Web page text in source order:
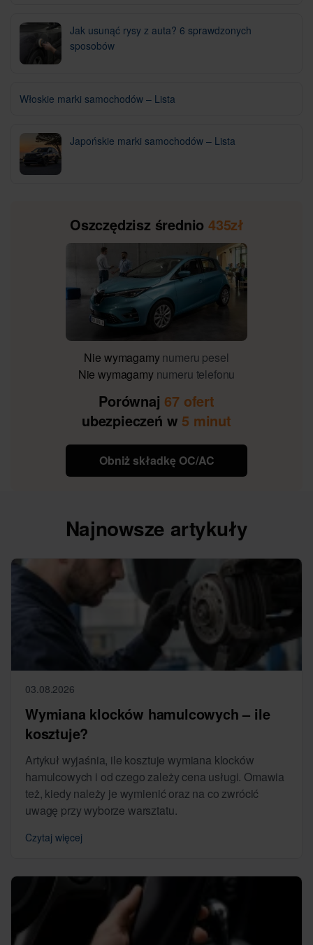
Jak usunąć rysy z auta? 6 sprawdzonych
sposobów
Włoskie marki samochodów – Lista
Japońskie marki samochodów – Lista
Oszczędzisz średnio 435zł
Nie wymagamynumeru pesel
Nie wymagamynumeru telefonu
Porównaj 67 ofert
ubezpieczeń w 5 minut
Obniż składkę OC/AC
Najnowsze artykuły
03.08.2026
Wymiana klocków hamulcowych – ile
kosztuje?
Artykuł wyjaśnia, ile kosztuje wymiana klocków
hamulcowych i od czego zależy cena usługi. Omawia
też, kiedy należy je wymienić oraz na co zwrócić
uwagę przy wyborze warsztatu.
Czytaj więcej